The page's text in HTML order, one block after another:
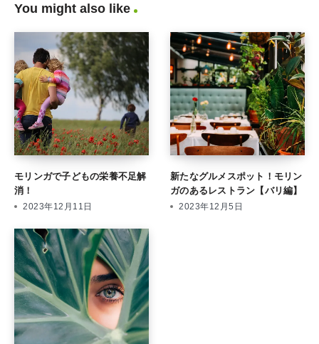
You might also like
モリンガで子どもの栄養不足解
消！
2023年12月11日
新たなグルメスポット！モリン
ガのあるレストラン【バリ編】
2023年12月5日